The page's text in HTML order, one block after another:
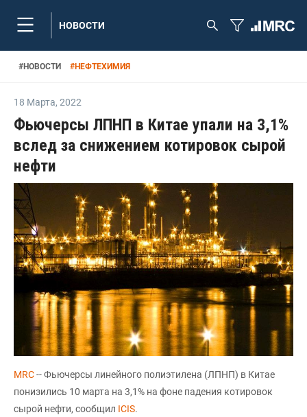
НОВОСТИ
#НОВОСТИ #НЕФТЕХИМИЯ
18 Марта, 2022
Фьючерсы ЛПНП в Китае упали на 3,1%
вслед за снижением котировок сырой
нефти
MRC-- Фьючерсы линейного полиэтилена (ЛПНП) в Китае
понизились 10 марта на 3,1% на фоне падения котировок
сырой нефти, сообщил ICIS.